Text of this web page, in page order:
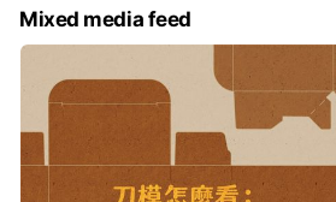
Mixed media feed